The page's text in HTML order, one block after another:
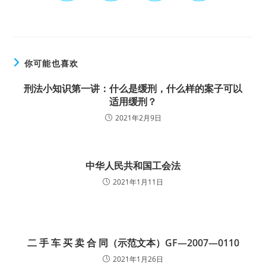
你可能也喜欢
刑法小知识第一讲：什么是缓刑，什么样的案子可以
适用缓刑？
2021年2月9日
中华人民共和国工会法
2021年1月11日
二 手 车 买 卖 合 同（示范文本）GF—2007—0110
2021年1月26日